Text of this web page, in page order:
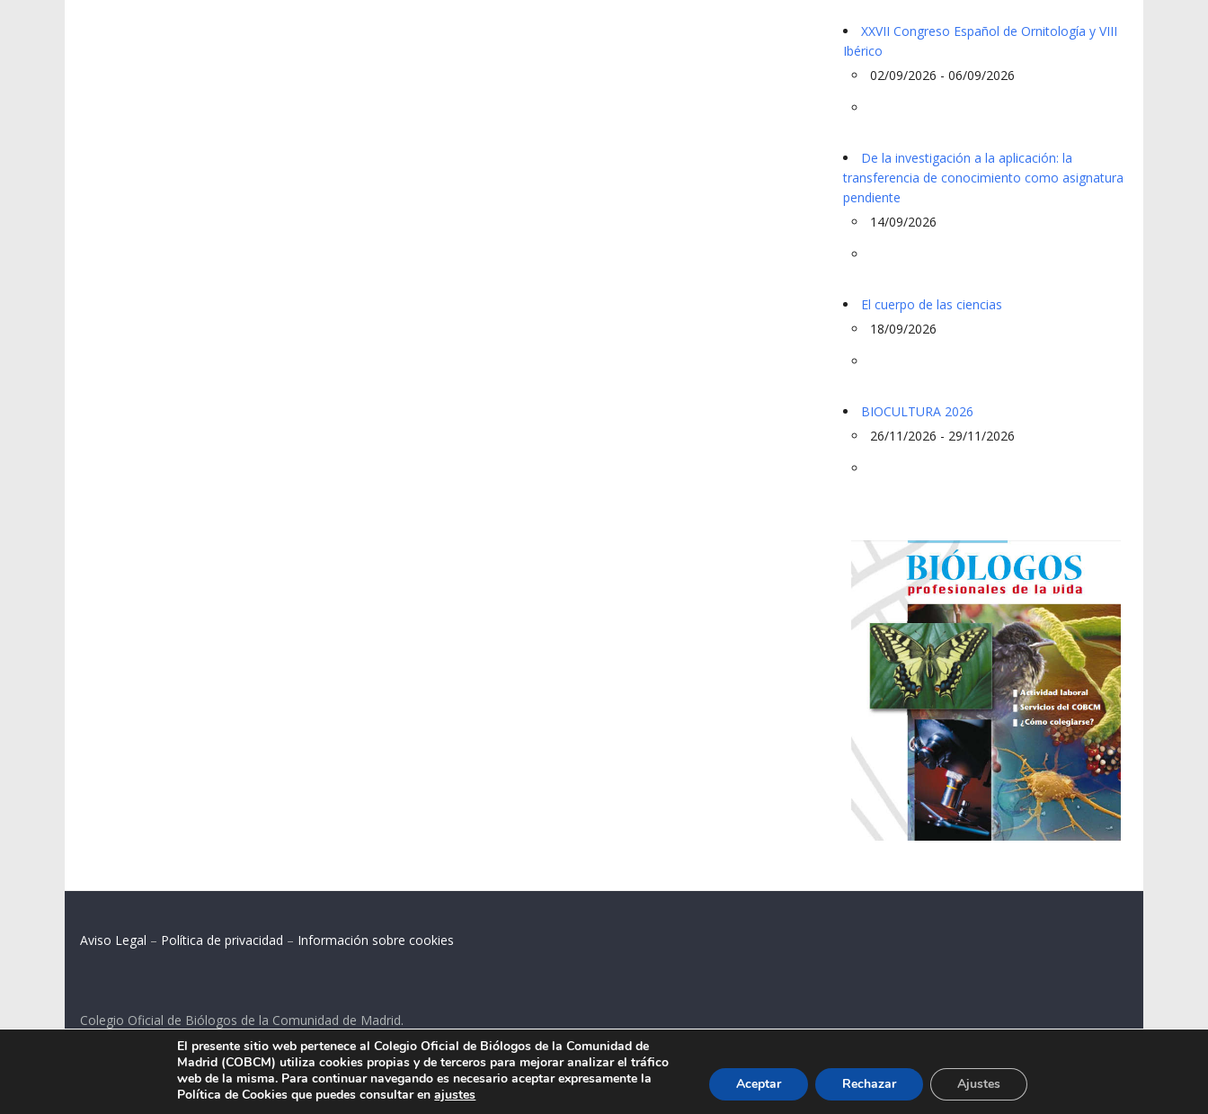
XXVII Congreso Español de Ornitología y VIII
Ibérico
02/09/2026 - 06/09/2026
De la investigación a la aplicación: la
transferencia de conocimiento como asignatura
pendiente
14/09/2026
El cuerpo de las ciencias
18/09/2026
BIOCULTURA 2026
26/11/2026 - 29/11/2026
Aviso Legal – Política de privacidad – Información sobre cookies
Colegio Oficial de Biólogos de la Comunidad de Madrid.
C/ Santa Engracia 108, 2º int.izq. 28003 Madrid.
El presente sitio web pertenece al Colegio Oficial de Biólogos de la Comunidad de
Madrid (COBCM) utiliza cookies propias y de terceros para mejorar analizar el tráfico
web de la misma. Para continuar navegando es necesario aceptar expresamente la
Política de Cookies que puedes consultar enajustes
Aceptar Rechazar Ajustes